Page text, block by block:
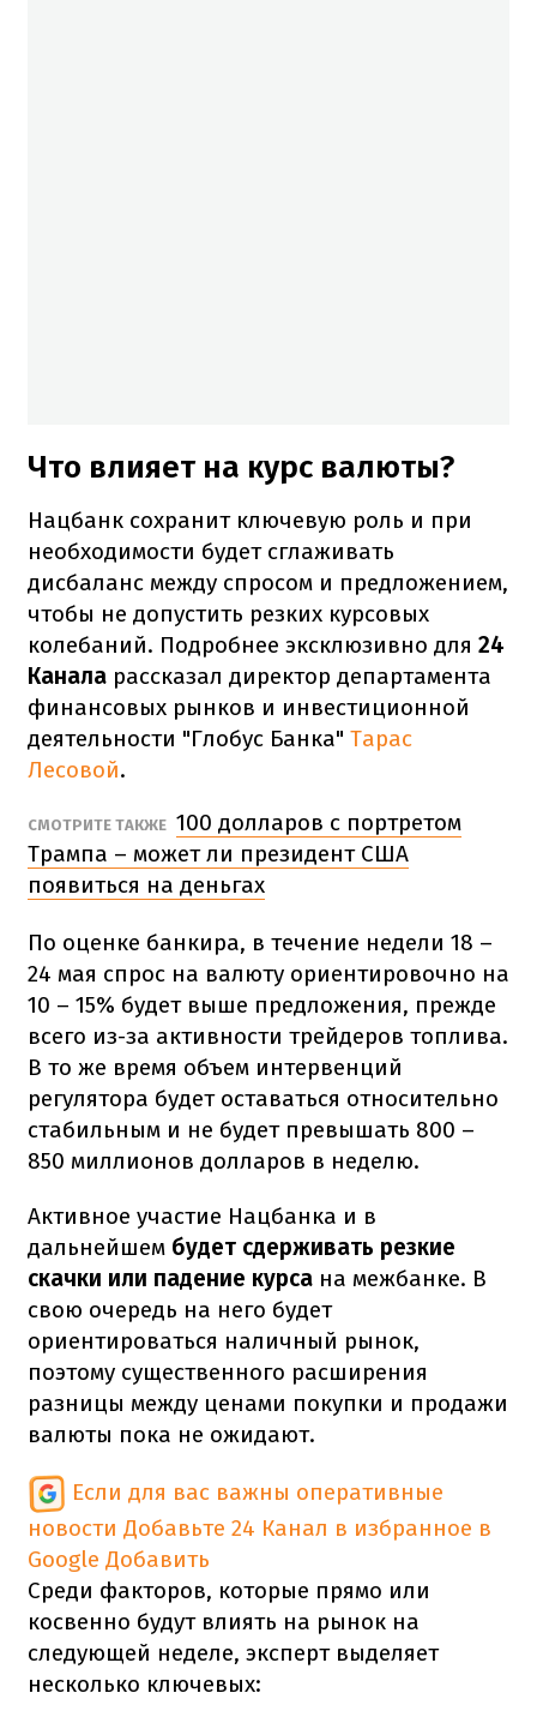
Что влияет на курс валюты?
Нацбанк сохранит ключевую роль и при
необходимости будет сглаживать
дисбаланс между спросом и предложением,
чтобы не допустить резких курсовых
колебаний. Подробнее эксклюзивно для 24
Канала рассказал директор департамента
финансовых рынков и инвестиционной
деятельности "Глобус Банка" Тарас
Лесовой.
СМОТРИТЕ ТАКЖЕ 100 долларов с портретом
Трампа – может ли президент США
появиться на деньгах
По оценке банкира, в течение недели 18 –
24 мая спрос на валюту ориентировочно на
10 – 15% будет выше предложения, прежде
всего из-за активности трейдеров топлива.
В то же время объем интервенций
регулятора будет оставаться относительно
стабильным и не будет превышать 800 –
850 миллионов долларов в неделю.
Активное участие Нацбанка и в
дальнейшем будет сдерживать резкие
скачки или падение курса на межбанке. В
свою очередь на него будет
ориентироваться наличный рынок,
поэтому существенного расширения
разницы между ценами покупки и продажи
валюты пока не ожидают.
Если для вас важны оперативные
новости Добавьте 24 Канал в избранное в
Google Добавить
Среди факторов, которые прямо или
косвенно будут влиять на рынок на
следующей неделе, эксперт выделяет
несколько ключевых: